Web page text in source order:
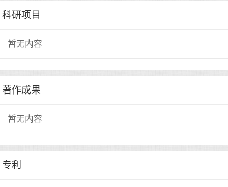
科研项目
暂无内容
著作成果
暂无内容
专利